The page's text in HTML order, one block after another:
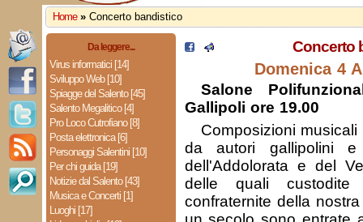
Home » Concerto bandistico
Da leggere...
Virus informatici [14]
Sviluppo Web [10]
Spiagge del Salento [45]
Salento Megalitico [4]
Pro Loco Cutrofiano [8]
Posta elettronica [6]
Personaggi Salentini [10]
Per chi guida [19]
Notizie dal Salento [43]
Musica e Concerti [1]
Luoghi [17]
Concerto
Domenica 4
Salone
Gallipoli ore 19.00
Composizioni
da autori gallipolini
dell'Addolorata e del
delle quali
confraternite della